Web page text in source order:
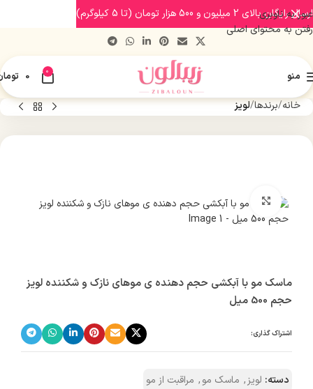
عبور به ناوبری
رفتن به محتوای اصلی
منو 0
0
خانه برندها لویز
بزرگنمایی تصویر
ماسک مو با آبکشی حجم دهنده ی موهای نازک و شکننده لویز
حجم 500 میل
اشتراک گذاری:
دسته: لویز, ماسک مو, مراقبت از مو
ارسال رایگان بالای 2 میلیون و 500 هزار تومان (تا 5 کیلوگرم)